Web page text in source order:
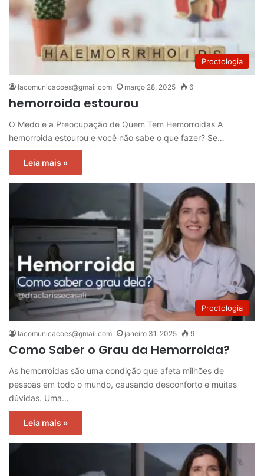
Proctologia
lacomunicacoes@gmail.com março 28, 2025 6
hemorroida estourou
O Medo e a Preocupação de Quem Tem Hemorroidas A
hemorroida estourou e você não sabe o que fazer? Se…
Leia mais »
Proctologia
lacomunicacoes@gmail.com janeiro 31, 2025 9
Como Saber o Grau da Hemorroida?
As hemorroidas são uma condição que afeta milhões de
pessoas em todo o mundo, causando desconforto e muitas
dúvidas. Uma…
Leia mais »